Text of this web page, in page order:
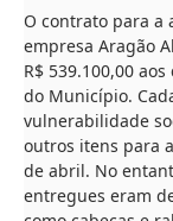
O contrato para a
empresa Aragão
R$ 539.100,00
do Município.
vulnerabilidade
outros itens para
de abril. No
entregues eram